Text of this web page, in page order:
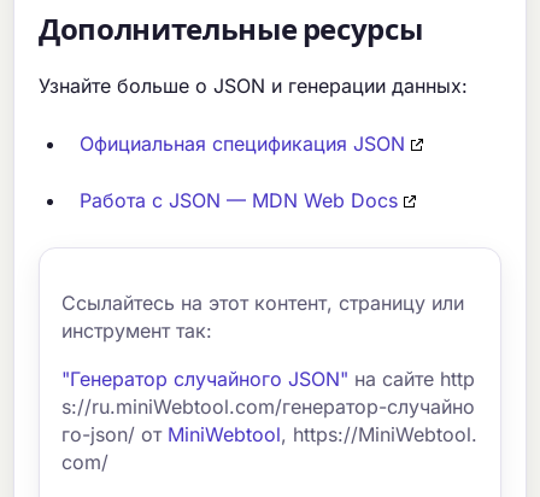
Дополнительные ресурсы
Узнайте больше о JSON и генерации данных:
Официальная спецификация JSON
Работа с JSON — MDN Web Docs
Ссылайтесь на этот контент, страницу или
инструмент так:
"Генератор случайного JSON" на сайте http
s://ru.miniWebtool.com/генератор-случайно
го-json/ от MiniWebtool, https://MiniWebtool.
com/